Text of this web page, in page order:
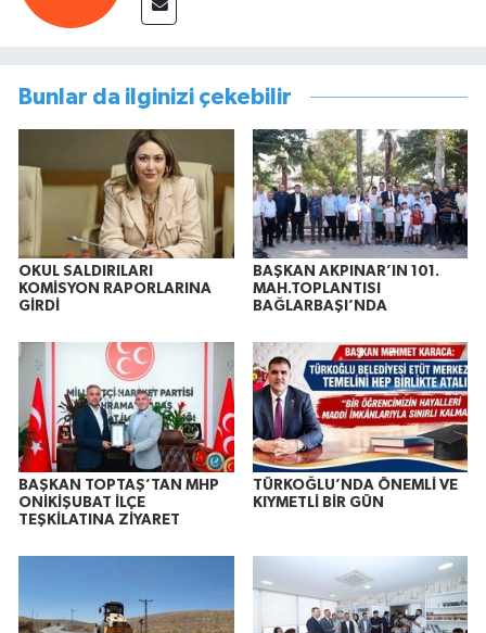
Bunlar da ilginizi çekebilir
OKUL SALDIRILARI
KOMİSYON RAPORLARINA
GİRDİ
BAŞKAN AKPINAR’IN 101.
MAH.TOPLANTISI
BAĞLARBAŞI’NDA
BAŞKAN TOPTAŞ’TAN MHP
ONİKİŞUBAT İLÇE
TEŞKİLATINA ZİYARET
TÜRKOĞLU’NDA ÖNEMLİ VE
KIYMETLİ BİR GÜN